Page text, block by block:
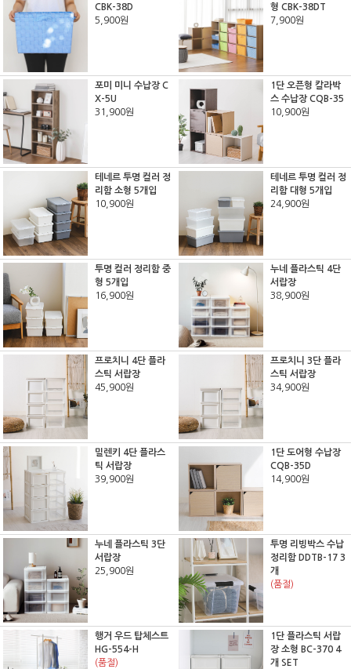
CBK-38D
5,900원
형 CBK-38DT
7,900원
포미 미니 수납장 C
X-5U
31,900원
1단 오픈형 칼라박
스 수납장 CQB-35
10,900원
테네르 투명 컬러 정
리함 소형 5개입
10,900원
테네르 투명 컬러 정
리함 대형 5개입
24,900원
투명 컬러 정리함 중
형 5개입
16,900원
누네 플라스틱 4단
서랍장
38,900원
프로치니 4단 플라
스틱 서랍장
45,900원
프로치니 3단 플라
스틱 서랍장
34,900원
밀렌키 4단 플라스
틱 서랍장
39,900원
1단 도어형 수납장
CQB-35D
14,900원
누네 플라스틱 3단
서랍장
25,900원
투명 리빙박스 수납
정리함 DDTB-17 3
개
(품절)
행거 우드 탑체스트
HG-554-H
(품절)
1단 플라스틱 서랍
장 소형 BC-370 4
개 SET